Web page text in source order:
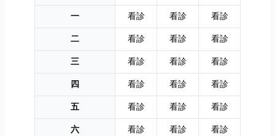
一
看診 看診
看診
二
看診 看診
看診
三
看診 看診
看診
四
看診 看診
看診
五
看診 看診
看診
六
看診 看診 看診